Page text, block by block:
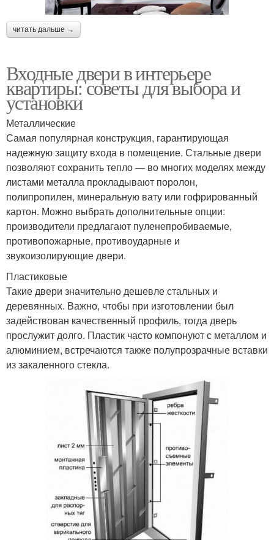
читать дальше →
Входные двери в интерьере
квартиры: советы для выбора и
установки
Металлические
Самая популярная конструкция, гарантирующая
надежную защиту входа в помещение. Стальные двери
позволяют сохранить тепло — во многих моделях между
листами металла прокладывают поролон,
полипропилен, минеральную вату или гофрированный
картон. Можно выбрать дополнительные опции:
производители предлагают пуленепробиваемые,
противопожарные, противоударные и
звукоизолирующие двери.
Пластиковые
Такие двери значительно дешевле стальных и
деревянных. Важно, чтобы при изготовлении был
задействован качественный профиль, тогда дверь
прослужит долго. Пластик часто компонуют с металлом и
алюминием, встречаются также полупрозрачные вставки
из закаленного стекла.